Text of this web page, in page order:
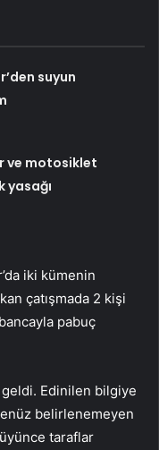
suyun
ve motosiklet
yasağı
iki kümenin
çatışmada 2 kişi
pabuç
geldi. Edinilen bilgiye
belirlenemeyen
taraflar